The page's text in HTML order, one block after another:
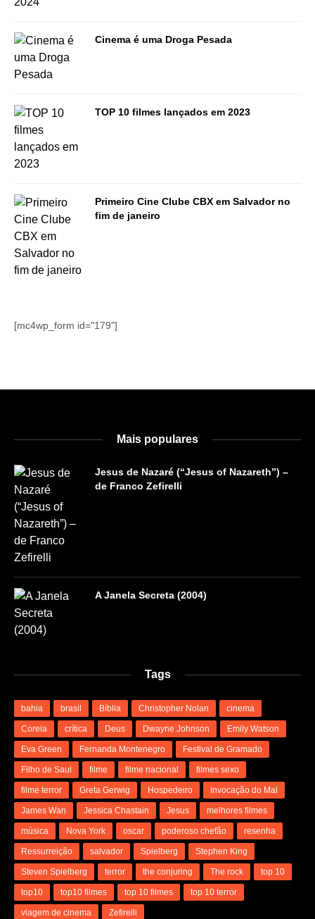
Cinema é uma Droga Pesada
TOP 10 filmes lançados em 2023
Primeiro Cine Clube CBX em Salvador no
fim de janeiro
[mc4wp_form id="179"]
Mais populares
Jesus de Nazaré (“Jesus of Nazareth”) –
de Franco Zefirelli
A Janela Secreta (2004)
Tags
bahia brasil Bíblia Christopher Nolan cinema
Coreia crítica Deus Dwayne Johnson Emily Watson
Eva Green Fernanda Montenegro Festival de Gramado
Filho de Saul filme filme nacional filmes sexo
filme terror Greta Gerwig Hospedeiro Invocação do Mal
James Wan Jessica Chastain Jesus melhores filmes
música Nova York oscar poderoso chefão resenha
Ressurreição salvador Spielberg Stephen King
Steven Spielberg terror the conjuring The rock top 10
top10 top10 filmes top 10 filmes top 10 terror
viagem de cinema Zefirelli